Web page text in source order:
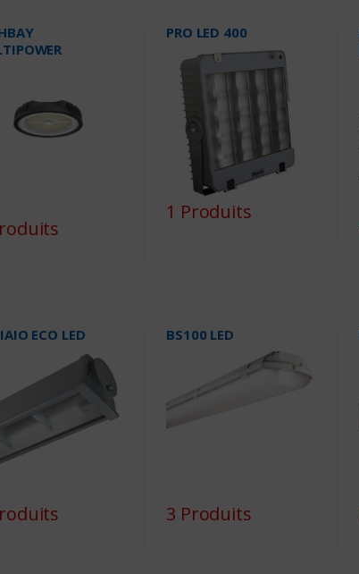
PRO LED 400
1 Produits
ECO LED BS100 LED
3 Produits